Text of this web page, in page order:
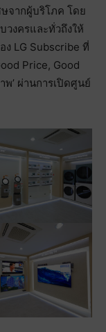
จากผู้บริโภค โดย
วงครและทั่วถึงให้
LG Subscribe ที่
Price, Good
’ ผ่านการเปิดศูนย์